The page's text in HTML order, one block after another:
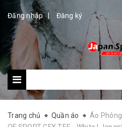
Đăng nhập Đăng ký
Trang chủ Quần áo
Áo